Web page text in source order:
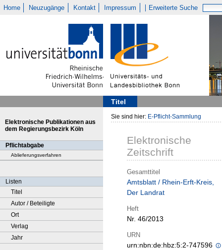
Home Neuzugänge Kontakt Impressum Erweiterte Suche
Titel
Elektronische Publikationen aus
dem Regierungsbezirk Köln
Pflichtabgabe
Ablieferungsverfahren
Listen
Titel
Autor / Beteiligte
Ort
Verlag
Jahr
Sie sind hier: E-Pflicht-Sammlung
Elektronische
Zeitschrift
Gesamttitel
Amtsblatt / Rhein-Erft-Kreis,
Der Landrat
Heft
Nr. 46/2013
URN
urn:nbn:de:hbz:5:2-747596